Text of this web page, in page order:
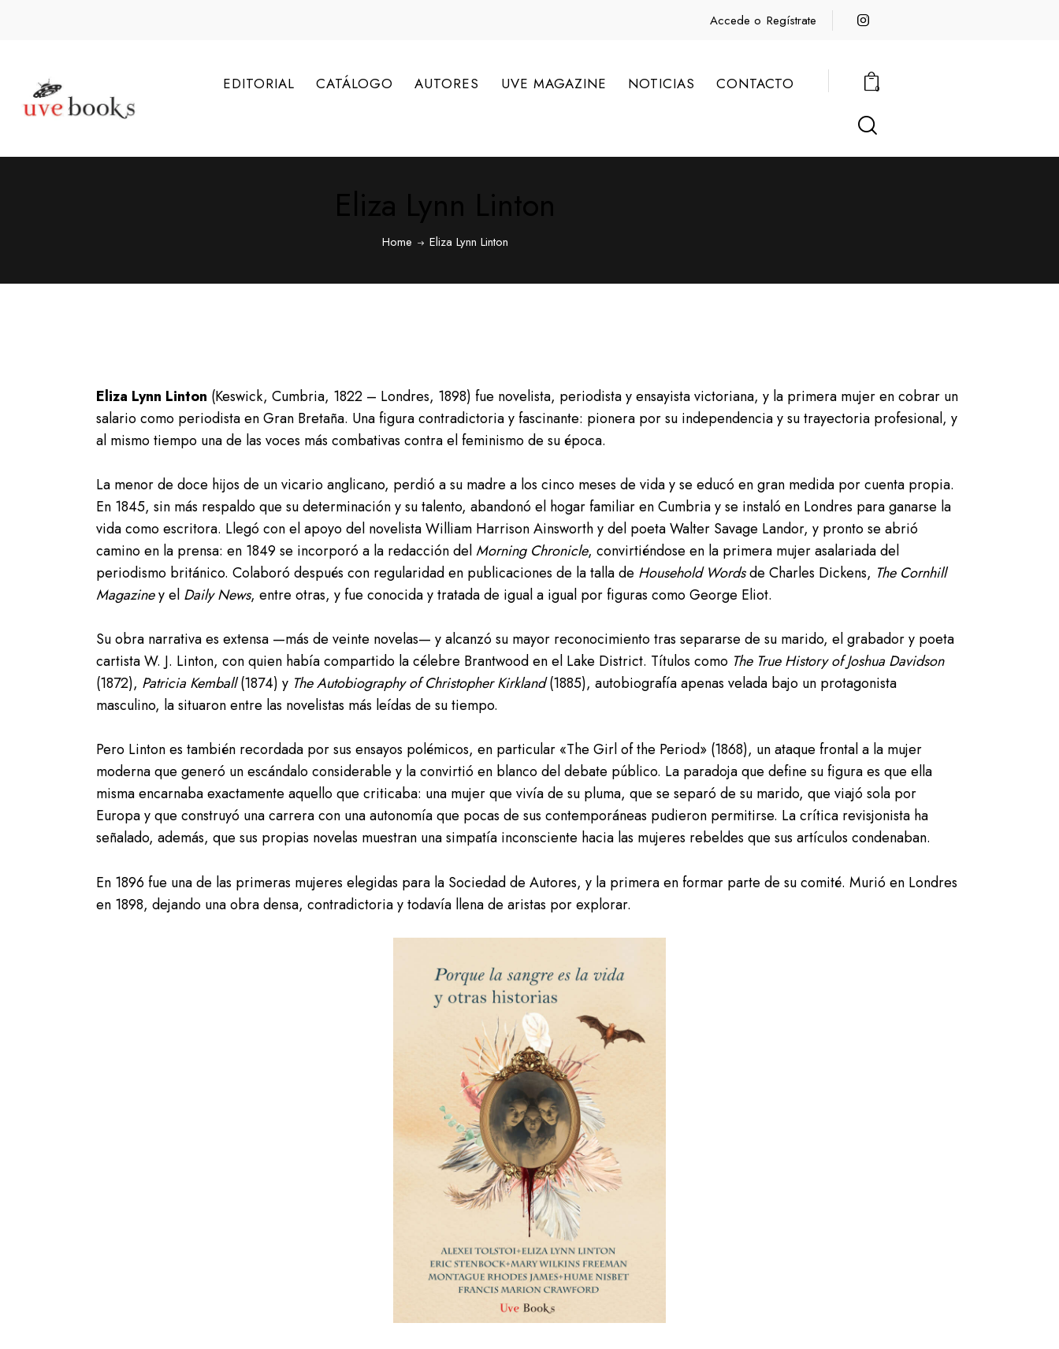
Accede o Regístrate
EDITORIAL CATÁLOGO AUTORES UVE MAGAZINE NOTICIAS CONTACTO 0
Home Eliza Lynn Linton
Eliza Lynn Linton (Keswick, Cumbria, 1822 – Londres, 1898) fue novelista, periodista y ensayista victoriana, y la primera mujer en cobrar un
salario como periodista en Gran Bretaña. Una figura contradictoria y fascinante: pionera por su independencia y su trayectoria profesional, y
al mismo tiempo una de las voces más combativas contra el feminismo de su época.
La menor de doce hijos de un vicario anglicano, perdió a su madre a los cinco meses de vida y se educó en gran medida por cuenta propia.
En 1845, sin más respaldo que su determinación y su talento, abandonó el hogar familiar en Cumbria y se instaló en Londres para ganarse la
vida como escritora. Llegó con el apoyo del novelista William Harrison Ainsworth y del poeta Walter Savage Landor, y pronto se abrió
camino en la prensa: en 1849 se incorporó a la redacción delMorning Chronicle, convirtiéndose en la primera mujer asalariada del
periodismo británico. Colaboró después con regularidad en publicaciones de la talla de Household Wordsde Charles Dickens, The Cornhill
Magaziney el Daily News, entre otras, y fue conocida y tratada de igual a igual por figuras como George Eliot.
Su obra narrativa es extensa —más de veinte novelas— y alcanzó su mayor reconocimiento tras separarse de su marido, el grabador y poeta
cartista W. J. Linton, con quien había compartido la célebre Brantwood en el Lake District. Títulos como The True History of Joshua Davidson
(1872), Patricia Kemball(1874) y The Autobiography of Christopher Kirkland(1885), autobiografía apenas velada bajo un protagonista
masculino, la situaron entre las novelistas más leídas de su tiempo.
Pero Linton es también recordada por sus ensayos polémicos, en particular «The Girl of the Period» (1868), un ataque frontal a la mujer
moderna que generó un escándalo considerable y la convirtió en blanco del debate público. La paradoja que define su figura es que ella
misma encarnaba exactamente aquello que criticaba: una mujer que vivía de su pluma, que se separó de su marido, que viajó sola por
Europa y que construyó una carrera con una autonomía que pocas de sus contemporáneas pudieron permitirse. La crítica revisjonista ha
señalado, además, que sus propias novelas muestran una simpatía inconsciente hacia las mujeres rebeldes que sus artículos condenaban.
En 1896 fue una de las primeras mujeres elegidas para la Sociedad de Autores, y la primera en formar parte de su comité. Murió en Londres
en 1898, dejando una obra densa, contradictoria y todavía llena de aristas por explorar.